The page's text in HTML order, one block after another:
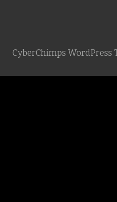
CyberChimps WordPress